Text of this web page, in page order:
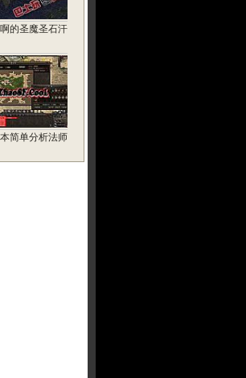
的圣魔圣石汗
简单分析法师